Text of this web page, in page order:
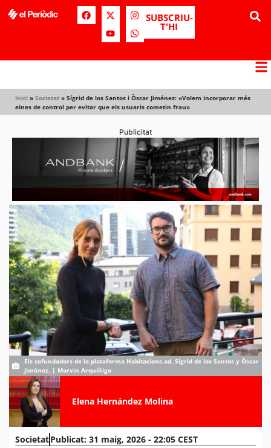
SUBSCRIU-
T'HI
Inici » Societat » Sígrid de los Santos i Òscar Jiménez: «Volem incorporar més
eines de control per evitar que els usuaris cometin frau»
Publicitat
Els cofundadors de la plataforma Habitacions.ad, Sígrid de los Santos y Òscar
Jiménez. | Marvin Arquíñigo
Elena Hernández Molina
SocietatPublicat: 31 maig, 2026 - 22:05 CEST